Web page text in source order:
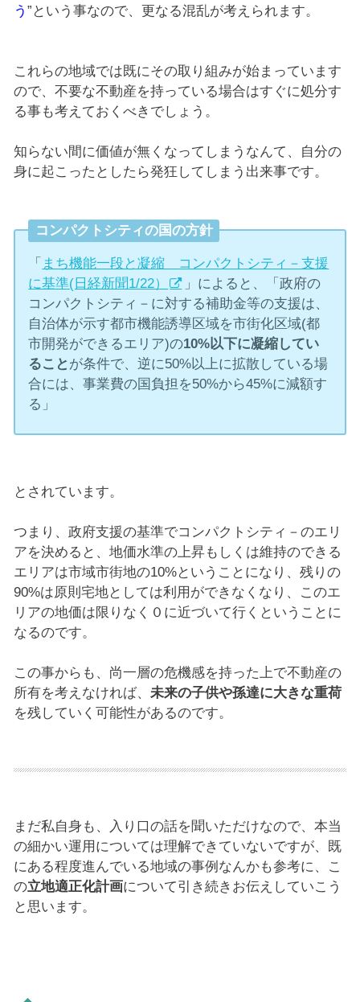
う ”という事なので、更なる混乱が考えられます。
これらの地域では既にその取り組みが始まっています
ので、不要な不動産を持っている場合はすぐに処分す
る事も考えておくべきでしょう。
知らない間に価値が無くなってしまうなんて、自分の
身に起こったとしたら発狂してしまう出来事です。
コンパクトシティの国の方針
「 まち機能一段と凝縮 コンパクトシティ－支援
に基準(日経新聞1/22）
」によると、「政府の
コンパクトシティ－に対する補助金等の支援は、
自治体が示す都市機能誘導区域を市街化区域(都
市開発ができるエリア)の10%以下に凝縮してい
ること が条件で、逆に50%以上に拡散している場
合には、事業費の国負担を50%から45%に減額す
る」
とされています。
つまり、政府支援の基準でコンパクトシティ－のエリ
アを決めると、地価水準の上昇もしくは維持のできる
エリアは市域市街地の10%ということになり、残りの
90%は原則宅地としては利用ができなくなり、このエ
リアの地価は限りなく０に近づいて行くということに
なるのです。
この事からも、尚一層の危機感を持った上で不動産の
所有を考えなければ、 未来の子供や孫達に大きな重荷
を残していく可能性があるのです。
まだ私自身も、入り口の話を聞いただけなので、本当
の細かい運用については理解できていないですが、既
にある程度進んでいる地域の事例なんかも参考に、こ
の立地適正化計画について引き続きお伝えしていこう
と思います。